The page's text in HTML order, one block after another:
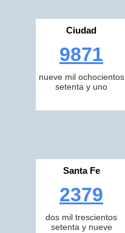
Ciudad
9871
nueve mil ochocientos
setenta y uno
Santa Fe
2379
dos mil trescientos
setenta y nueve